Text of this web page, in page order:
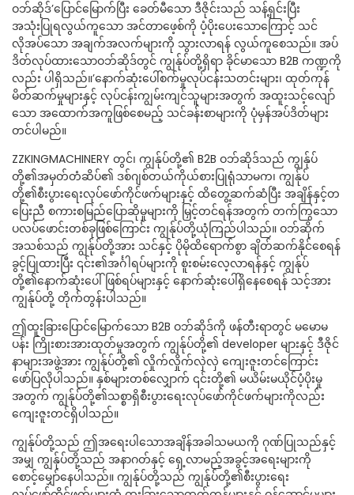
ဝဘ်ဆိုဒ်’ပြောင်မြောက်ပြီး ခေတ်မီသော ဒီဇိုင်းသည် သန့်ရှင်းပြီး
အသုံးပြုရလွယ်ကူသော အင်တာဖေ့စ်ကို ပံ့ပိုးပေးသောကြောင့် သင်
လိုအပ်သော အချက်အလက်များကို သွားလာရန် လွယ်ကူစေသည်။ အပ်
ဒိတ်လုပ်ထားသောဝဘ်ဆိုဒ်တွင် ကျွန်ုပ်တို့ရှိရာ ခိုင်မာသော B2B ကဏ္ဍကို
လည်း ပါရှိသည်။’နောက်ဆုံးပေါ်စက်မှုလုပ်ငန်းသတင်းများ၊ ထုတ်ကုန်
မိတ်ဆက်မှုများနှင့် လုပ်ငန်းကျွမ်းကျင်သူများအတွက် အထူးသင့်လျော်
သော အထောက်အကူဖြစ်စေမည့် သင်ခန်းစာများကို ပုံမှန်အပ်ဒိတ်များ
တင်ပါမည်။
ZZKINGMACHINERY တွင်၊ ကျွန်ုပ်တို့၏ B2B ဝဘ်ဆိုဒ်သည် ကျွန်ုပ်
တို့၏အမှတ်တံဆိပ်၏ ဒစ်ဂျစ်တယ်ကိုယ်စားပြုရုံသာမက၊ ကျွန်ုပ်
တို့၏စီးပွားရေးလုပ်ဖော်ကိုင်ဖက်များနှင့် ထိတွေ့ဆက်ဆံပြီး အချိန်နှင့်တ
ပြေးညီ စကားစမြည်ပြောဆိုမှုများကို မြှင့်တင်ရန်အတွက် တက်ကြွသော
ပလပ်ဖောင်းတစ်ခုဖြစ်ကြောင်း ကျွန်ုပ်တို့ယုံကြည်ပါသည်။ ဝဘ်ဆိုက်
အသစ်သည် ကျွန်ုပ်တို့အား သင်နှင့် ပိုမိုထိရောက်စွာ ချိတ်ဆက်နိုင်စေရန်
ခွင့်ပြုထားပြီး ၎င်း၏အင်္ဂါရပ်များကို စူးစမ်းလေ့လာရန်နှင့် ကျွန်ုပ်
တို့၏နောက်ဆုံးပေါ်ဖြစ်ရပ်များနှင့် နောက်ဆုံးပေါ်ရှိနေစေရန် သင့်အား
ကျွန်ုပ်တို့ တိုက်တွန်းပါသည်။
ဤထူးခြားပြောင်မြောက်သော B2B ဝဘ်ဆိုဒ်ကို ဖန်တီးရာတွင် မမောမ
ပန်း ကြိုးစားအားထုတ်မှုအတွက် ကျွန်ုပ်တို့၏ developer များနှင့် ဒီဇိုင်
နာများအဖွဲ့အား ကျွန်ုပ်တို့၏ လှိုက်လှိုက်လှဲလှဲ ကျေးဇူးတင်ကြောင်း
ဖော်ပြလိုပါသည်။ နှစ်များတစ်လျှောက် ၎င်းတို့၏ မယိမ်းမယိုင်ပံ့ပိုးမှု
အတွက် ကျွန်ုပ်တို့၏သစ္စာရှိစီးပွားရေးလုပ်ဖော်ကိုင်ဖက်များကိုလည်း
ကျေးဇူးတင်ရှိပါသည်။
ကျွန်ုပ်တို့သည် ဤအရေးပါသောအချိန်အခါသမယကို ဂုဏ်ပြုသည်နှင့်
အမျှ ကျွန်ုပ်တို့သည် အနာဂတ်နှင့် ရှေ့လာမည့်အခွင့်အရေးများကို
စောင့်မျှော်နေပါသည်။ ကျွန်ုပ်တို့သည် ကျွန်ုပ်တို့၏စီးပွားရေး